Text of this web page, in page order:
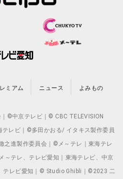
ミアム ニュース よみもの
©中京テレビ｜© CBC TELEVISION
レビ｜©多田かおる/ イタキス製作委員
之進製作委員会｜©メ～テレ｜東海テレ
～テレ、テレビ愛知｜東海テレビ、中京
テレビ愛知｜© Studio Ghibli｜©2023 二